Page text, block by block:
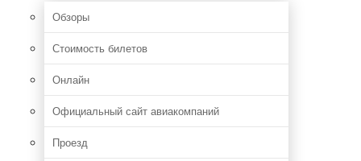
Обзоры
Стоимость билетов
Онлайн
Официальный сайт авиакомпаний
Проезд